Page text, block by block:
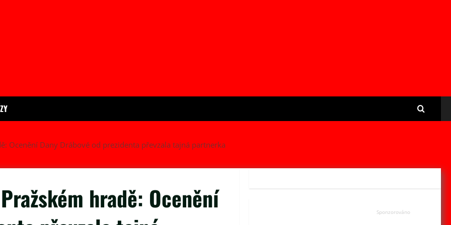
Ocenění Dany Drábové od prezidenta převzala tajná partnerka
hradě: Ocenění